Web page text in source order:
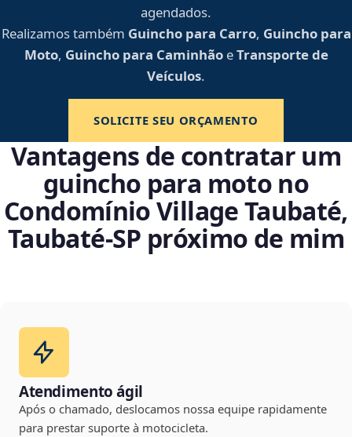
agendados.
Realizamos também Guincho para Carro, Guincho para
Moto, Guincho para CaminhãoeTransporte de
Veículos.
SOLICITE SEU ORÇAMENTO
Vantagens de contratar um
guincho para moto no
Condomínio Village Taubaté,
Taubaté‑SP próximo de mim
Atendimento ágil
Após o chamado, deslocamos nossa equipe rapidamente
para prestar suporte à motocicleta.